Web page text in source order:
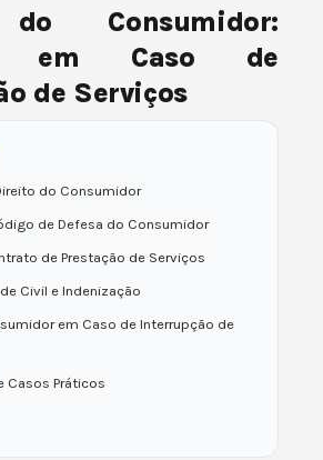
Consumidor:
em Caso de
de Serviços
do Consumidor
de Defesa do Consumidor
de Prestação de Serviços
Civil e Indenização
em Caso de Interrupção de
Casos Práticos